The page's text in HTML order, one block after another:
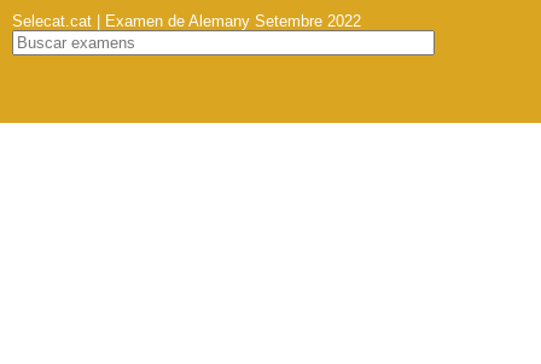
Selecat.cat | Examen de Alemany Setembre 2022